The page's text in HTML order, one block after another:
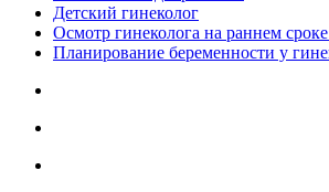
Детский гинеколог
Осмотр гинеколога на раннем
Планирование беременности у